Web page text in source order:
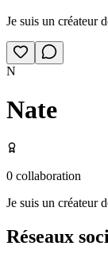
Je suis un créateur
N
Nate
0 collaboration
Je suis un créateur
Réseaux